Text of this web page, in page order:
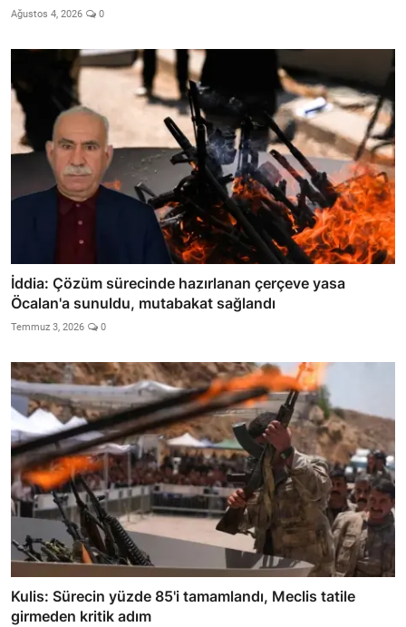
Ağustos 4, 2026 0
İddia: Çözüm sürecinde hazırlanan çerçeve yasa
Öcalan'a sunuldu, mutabakat sağlandı
Temmuz 3, 2026 0
Kulis: Sürecin yüzde 85'i tamamlandı, Meclis tatile
girmeden kritik adım